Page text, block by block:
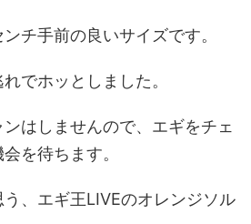
チ手前の良いサイズです。
でホッとしました。
はしませんので、エギをチェ
を待ちます。
、エギ王LIVEのオレンジソル